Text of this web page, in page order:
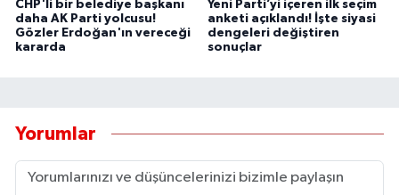
CHP'li bir belediye başkanı
daha AK Parti yolcusu!
Gözler Erdoğan'ın vereceği
kararda
Yeni Parti’yi içeren ilk seçim
anketi açıklandı! İşte siyasi
dengeleri değiştiren
sonuçlar
Yorumlar